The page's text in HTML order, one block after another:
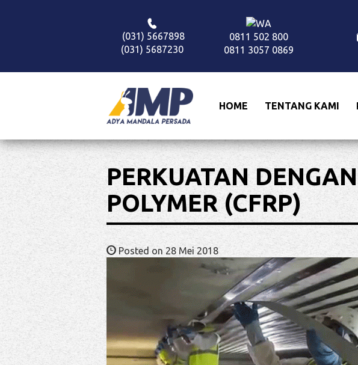
(031) 5667898
(031) 5687230
0811 502 800
0811 3057 0869
HOME TENTANG KAMI
PERKUATAN
POLYMER (CFRP)
Posted on 28 Mei 2018